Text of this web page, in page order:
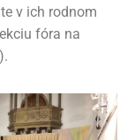
v ich rodnom
fóra na